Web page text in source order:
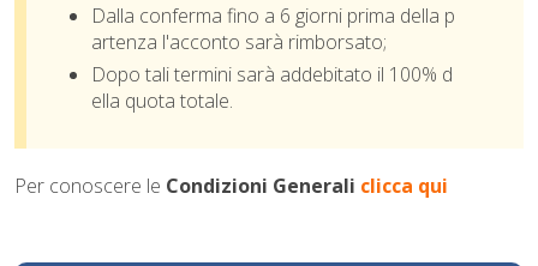
Dalla conferma fino a 6 giorni prima della p
artenza l'acconto sarà rimborsato;
Dopo tali termini sarà addebitato il 100% d
ella quota totale.
Per conoscere le Condizioni Generali clicca qui